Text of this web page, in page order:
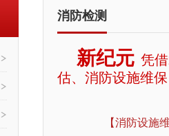
消防检测
新纪元 凭
估、消防设施维
【消防设施